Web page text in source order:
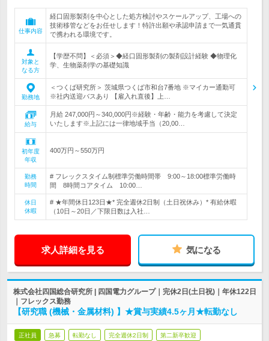
仕事内容
経口固形製剤を中心とした処方検討やスケールアップ、工場への
技術移管などをお任せします！特許出願や承認申請まで一気通貫
で携われる環境です。
対象と
なる方
【学歴不問】＜必須＞◆経口固形製剤の製剤設計経験 ◆物理化
学、生物薬剤学の基礎知識
勤務地
＜つくば研究所＞ 茨城県つくば市和台7番地 ※マイカー通勤可
※社内送迎バスあり 【雇入れ直後】上…
給与
月給 247,000円～340,000円※経験・年齢・能力を考慮して決定
いたします※上記には一律地域手当（20,00…
初年度
年収
400万円～550万円
勤務
時間
# フレックスタイム制標準労働時間帯 9:00～18:00標準労働時
間 8時間コアタイム 10:00…
休日
休暇
# ★年間休日123日★* 完全週休2日制（土日祝休み）* 有給休暇
（10日～20日／下限日数は入社…
求人詳細を見る 気になる
株式会社四国総合研究所 | 四国電力グループ｜完休2日(土日祝)｜年休122日
｜フレックス勤務
【研究職 (機械・金属材料) 】★賞与実績4.5ヶ月★転勤なし
正社員 急募 転勤なし 完全週休2日制 第二新卒歓迎